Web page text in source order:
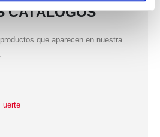
CATÁLOGOS
que aparecen en nuestra